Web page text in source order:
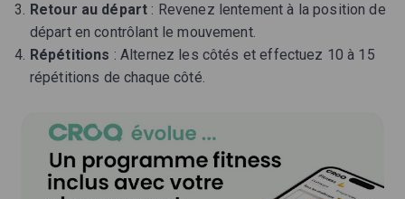
Retour au départ : Revenez lentement à la position de
départ en contrôlant le mouvement.
Répétitions : Alternez les côtés et effectuez 10 à 15
répétitions de chaque côté.